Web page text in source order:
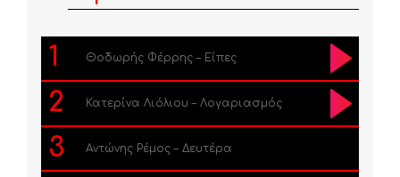
1 Θοδωρής Φέρρης – Είπες
2 Κατερίνα Λιόλιου – Λογαριασμός
3 Αντώνης Ρέμος – Δευτέρα